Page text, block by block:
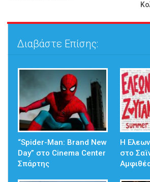
Διαβάστε Επίσης:
“Spider-Man: Brand New
Day” στο Cinema Center
Σπάρτης
Η
στο